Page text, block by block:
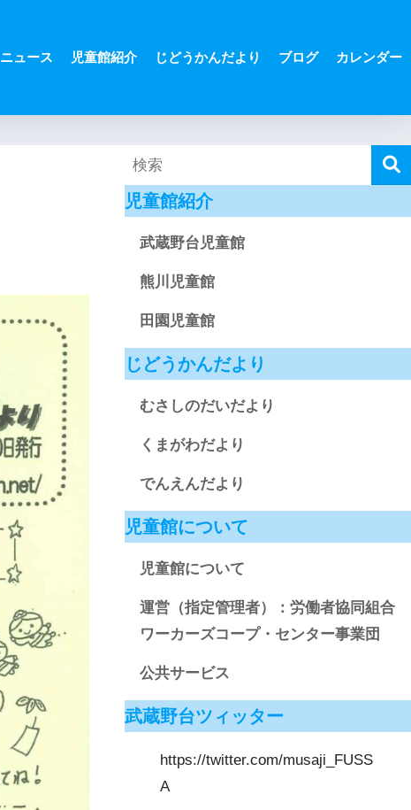
ニュース 児童館紹介 じどうかんだより ブログ カレンダー
児童館紹介
武蔵野台児童館
熊川児童館
田園児童館
じどうかんだより
むさしのだいだより
くまがわだより
でんえんだより
児童館について
児童館について
運営（指定管理者）：労働者協同組合
ワーカーズコープ・センター事業団
公共サービス
武蔵野台ツィッター
https://twitter.com/musaji_FUSS
A